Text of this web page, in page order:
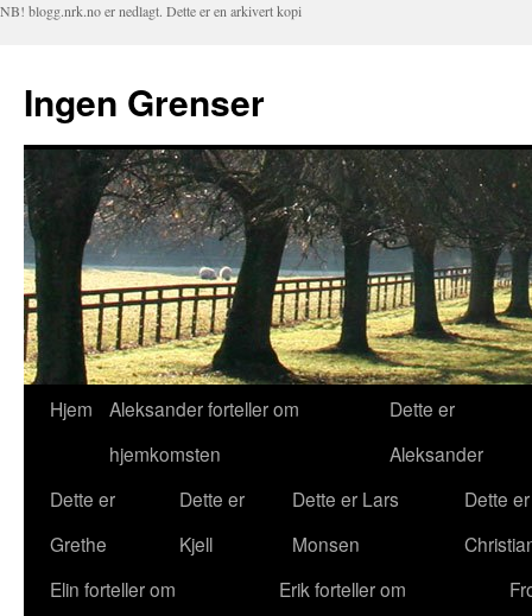
NB! blogg.nrk.no er nedlagt. Dette er en arkivert kopi
Ingen Grenser
Hopp
innhold
Hjem
Aleksander forteller om
hjemkomsten
Dette er
Aleksander
Dette er
Grethe
Dette er
Kjell
Dette er Lars
Monsen
Dette
Elin forteller om
Erik forteller om